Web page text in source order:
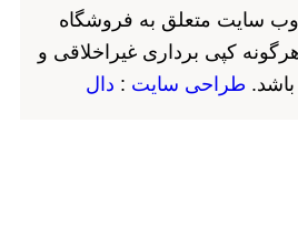
سایت متعلق به فروشگاه
کپی برداری غیراخلاقی و
طراحی سایت:دال